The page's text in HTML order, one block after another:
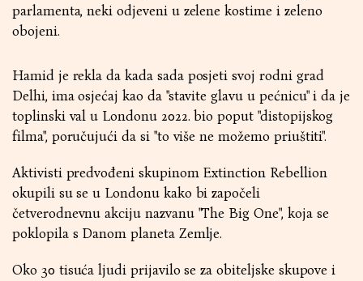
parlamenta, neki odjeveni u zelene kostime i zeleno
obojeni.
Hamid je rekla da kada sada posjeti svoj rodni grad
Delhi, ima osjećaj kao da "stavite glavu u pećnicu" i da je
toplinski val u Londonu 2022. bio poput "distopijskog
filma", poručujući da si "to više ne možemo priuštiti".
Aktivisti predvođeni skupinom Extinction Rebellion
okupili su se u Londonu kako bi započeli
četverodnevnu akciju nazvanu "The Big One", koja se
poklopila s Danom planeta Zemlje.
Oko 30 tisuća ljudi prijavilo se za obiteljske skupove i